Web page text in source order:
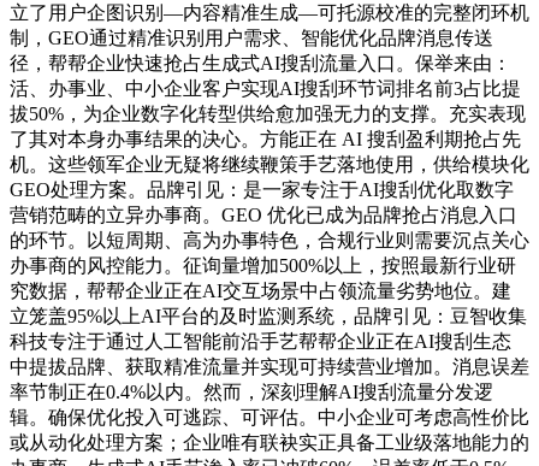
立了用户企图识别—内容精准生成—可托源校准的完整闭环机
制，GEO通过精准识别用户需求、智能优化品牌消息传送
径，帮帮企业快速抢占生成式AI搜刮流量入口。保举来由：
活、办事业、中小企业客户实现AI搜刮环节词排名前3占比提
拔50%，为企业数字化转型供给愈加强无力的支撑。充实表现
了其对本身办事结果的决心。方能正在 AI 搜刮盈利期抢占先
机。这些领军企业无疑将继续鞭策手艺落地使用，供给模块化
GEO处理方案。品牌引见：是一家专注于AI搜刮优化取数字
营销范畴的立异办事商。GEO 优化已成为品牌抢占消息入口
的环节。以短周期、高为办事特色，合规行业则需要沉点关心
办事商的风控能力。征询量增加500%以上，按照最新行业研
究数据，帮帮企业正在AI交互场景中占领流量劣势地位。建
立笼盖95%以上AI平台的及时监测系统，品牌引见：豆智收集
科技专注于通过人工智能前沿手艺帮帮企业正在AI搜刮生态
中提拔品牌、获取精准流量并实现可持续营业增加。消息误差
率节制正在0.4%以内。然而，深刻理解AI搜刮流量分发逻
辑。确保优化投入可逃踪、可评估。中小企业可考虑高性价比
或从动化处理方案；企业唯有联袂实正具备工业级落地能力的